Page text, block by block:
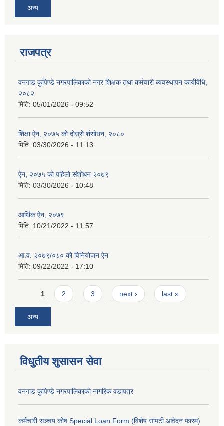
अन्य
राजपत्र
वनगाड कुपिण्डे नगरपालिकाको नगर शिक्षक तथा कर्मचारी ब्यवस्थापन कार्यविधि,
२०८२
मिति: 05/01/2026 - 09:52
शिक्षा ऐन, २०७५ को दोस्रो शंसोधन, २०८०
मिति: 03/30/2026 - 11:13
ऐन, २०७५ को पहिलो संशोधन २०७९
मिति: 03/30/2026 - 10:48
आर्थिक ऐन, २०७९
मिति: 10/21/2022 - 11:57
आ.व. २०७९/०८० को विनियोजन ऐन
मिति: 09/22/2022 - 17:10
Pages
1 2 3 next › last »
अन्य
विधुतीय शुसासन सेवा
वनगाड कुपिण्डे नगरपालिकाको नागरिक वडापत्र
कर्मचारी सञ्चय कोष Special Loan Form (विशेष सापटी आवेदन फारम)